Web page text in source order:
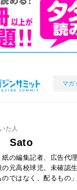
マガ
た人
Sato
の編集記者、広告代
の元高校球児。未確認
のではなく、配るもの